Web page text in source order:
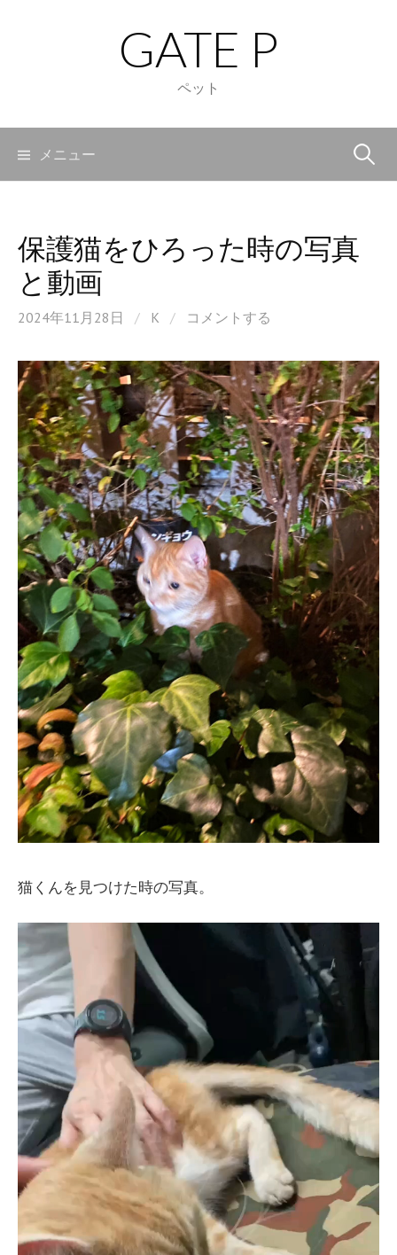
キ
GATE P
ペット
メニュー 検
保護猫をひろった時の写真
と動画
2024年11月28日 / K / コメントする
猫くんを見つけた時の写真。